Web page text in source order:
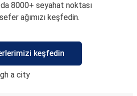
8000+ seyahat noktası
ağımızı keşfedin.
keşfedin